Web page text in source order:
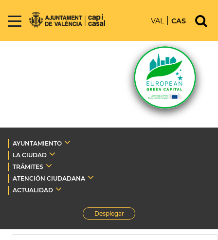
VAL CAS
AYUNTAMIENTO
LA CIUDAD
TRÁMITES
ATENCIÓN CIUDADANA
ACTUALIDAD
Desplegar